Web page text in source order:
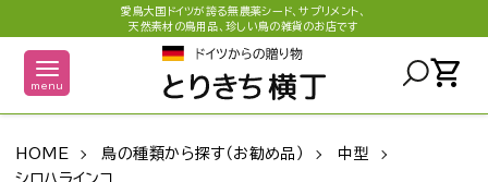
愛鳥大国ドイツが誇る無農薬シード、サプリメント、
天然素材の鳥用品、珍しい鳥の雑貨のお店です
menu shopping_cart
HOME 鳥の種類から探す（お勧め品）
中型
シロハラインコ